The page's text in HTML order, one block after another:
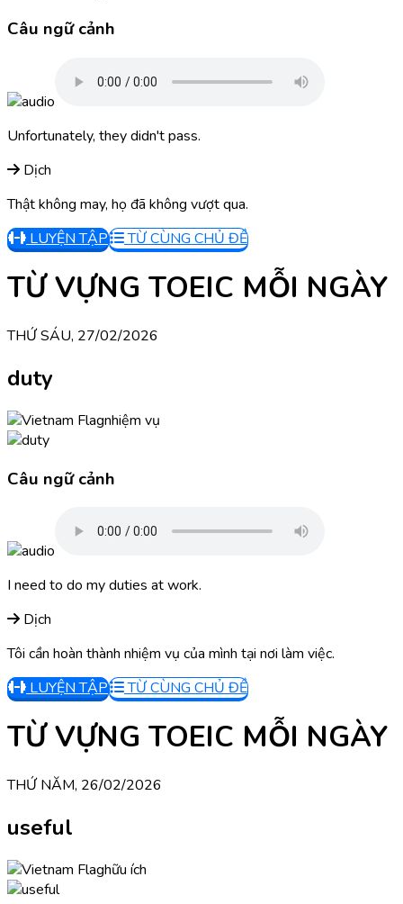
Câu ngữ cảnh
Unfortunately, they didn't pass.
Dịch
Thật không may, họ đã không vượt qua.
LUYỆN TẬP
TỪ CÙNG CHỦ ĐỀ
TỪ VỰNG TOEIC MỖI NGÀY
THỨ SÁU, 27/02/2026
duty
nhiệm vụ
Câu ngữ cảnh
I need to do my duties at work.
Dịch
Tôi cần hoàn thành nhiệm vụ của mình tại nơi làm việc.
LUYỆN TẬP
TỪ CÙNG CHỦ ĐỀ
TỪ VỰNG TOEIC MỖI NGÀY
THỨ NĂM, 26/02/2026
useful
hữu ích